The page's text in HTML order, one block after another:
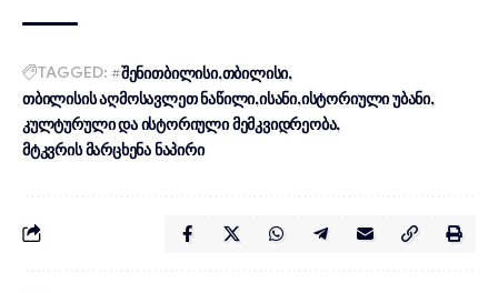
TAGGED: #შენითბილისი თბილისი
თბილისის აღმოსავლეთ ნაწილი ისანი ისტორიული უბანი
კულტურული და ისტორიული მემკვიდრეობა
მტკვრის მარცხენა ნაპირი